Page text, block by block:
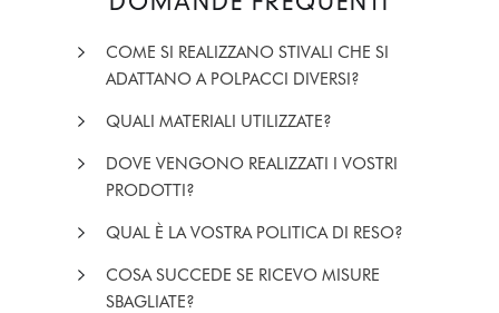
COME SI REALIZZANO STIVALI CHE SI
ADATTANO A POLPACCI DIVERSI?
QUALI MATERIALI UTILIZZATE?
DOVE VENGONO REALIZZATI I VOSTRI
PRODOTTI?
QUAL È LA VOSTRA POLITICA DI RESO?
COSA SUCCEDE SE RICEVO MISURE
SBAGLIATE?